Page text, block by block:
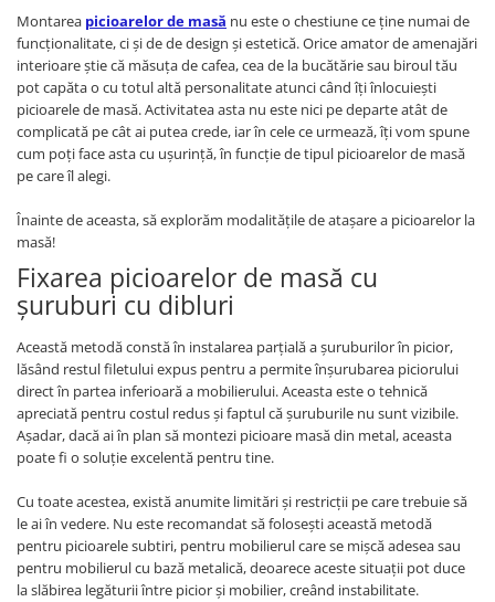
Montarea picioarelor de masă nu este o chestiune ce ține numai de
funcționalitate, ci și de de design și estetică. Orice amator de amenajări
interioare știe că măsuța de cafea, cea de la bucătărie sau biroul tău
pot capăta o cu totul altă personalitate atunci când îți înlocuiești
picioarele de masă. Activitatea asta nu este nici pe departe atât de
complicată pe cât ai putea crede, iar în cele ce urmează, îți vom spune
cum poți face asta cu ușurință, în funcție de tipul picioarelor de masă
pe care îl alegi.
Înainte de aceasta, să explorăm modalitățile de atașare a picioarelor la
masă!
Fixarea picioarelor de masă cu
șuruburi cu dibluri
Această metodă constă în instalarea parțială a șuruburilor în picior,
lăsând restul filetului expus pentru a permite înșurubarea piciorului
direct în partea inferioară a mobilierului. Aceasta este o tehnică
apreciată pentru costul redus și faptul că șuruburile nu sunt vizibile.
Așadar, dacă ai în plan să montezi picioare masă din metal, aceasta
poate fi o soluție excelentă pentru tine.
Cu toate acestea, există anumite limitări și restricții pe care trebuie să
le ai în vedere. Nu este recomandat să folosești această metodă
pentru picioarele subtiri, pentru mobilierul care se mișcă adesea sau
pentru mobilierul cu bază metalică, deoarece aceste situații pot duce
la slăbirea legăturii între picior și mobilier, creând instabilitate.